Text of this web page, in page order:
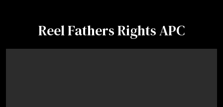
Reel Fathers Rights APC